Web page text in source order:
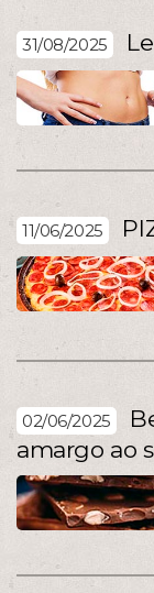
31/08/2025
11/06/2025
02/06/2025
amargo ao